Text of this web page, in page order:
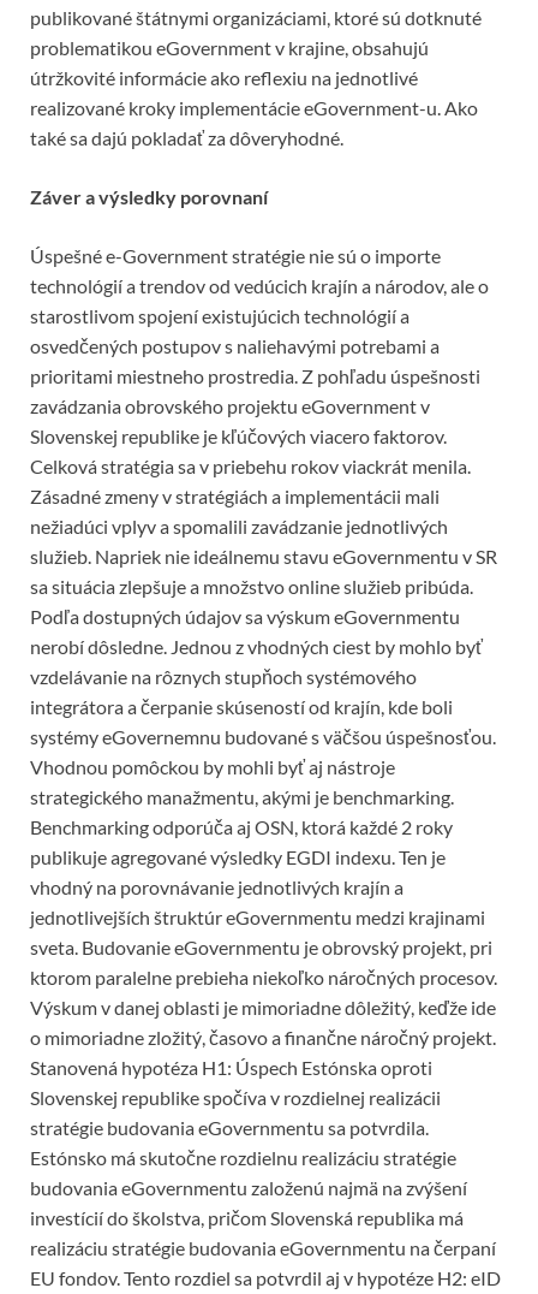
publikované štátnymi organizáciami, ktoré sú dotknuté
problematikou eGovernment v krajine, obsahujú
útržkovité informácie ako reflexiu na jednotlivé
realizované kroky implementácie eGovernment-u. Ako
také sa dajú pokladať za dôveryhodné.
Záver a výsledky porovnaní
Úspešné e-Government stratégie nie sú o importe
technológií a trendov od vedúcich krajín a národov, ale o
starostlivom spojení existujúcich technológií a
osvedčených postupov s naliehavými potrebami a
prioritami miestneho prostredia. Z pohľadu úspešnosti
zavádzania obrovského projektu eGovernment v
Slovenskej republike je kľúčových viacero faktorov.
Celková stratégia sa v priebehu rokov viackrát menila.
Zásadné zmeny v stratégiách a implementácii mali
nežiadúci vplyv a spomalili zavádzanie jednotlivých
služieb. Napriek nie ideálnemu stavu eGovernmentu v SR
sa situácia zlepšuje a množstvo online služieb pribúda.
Podľa dostupných údajov sa výskum eGovernmentu
nerobí dôsledne. Jednou z vhodných ciest by mohlo byť
vzdelávanie na rôznych stupňoch systémového
integrátora a čerpanie skúseností od krajín, kde boli
systémy eGovernemnu budované s väčšou úspešnosťou.
Vhodnou pomôckou by mohli byť aj nástroje
strategického manažmentu, akými je benchmarking.
Benchmarking odporúča aj OSN, ktorá každé 2 roky
publikuje agregované výsledky EGDI indexu. Ten je
vhodný na porovnávanie jednotlivých krajín a
jednotlivejších štruktúr eGovernmentu medzi krajinami
sveta. Budovanie eGovernmentu je obrovský projekt, pri
ktorom paralelne prebieha niekoľko náročných procesov.
Výskum v danej oblasti je mimoriadne dôležitý, keďže ide
o mimoriadne zložitý, časovo a finančne náročný projekt.
Stanovená hypotéza H1: Úspech Estónska oproti
Slovenskej republike spočíva v rozdielnej realizácii
stratégie budovania eGovernmentu sa potvrdila.
Estónsko má skutočne rozdielnu realizáciu stratégie
budovania eGovernmentu založenú najmä na zvýšení
investícií do školstva, pričom Slovenská republika má
realizáciu stratégie budovania eGovernmentu na čerpaní
EU fondov. Tento rozdiel sa potvrdil aj v hypotéze H2: eID